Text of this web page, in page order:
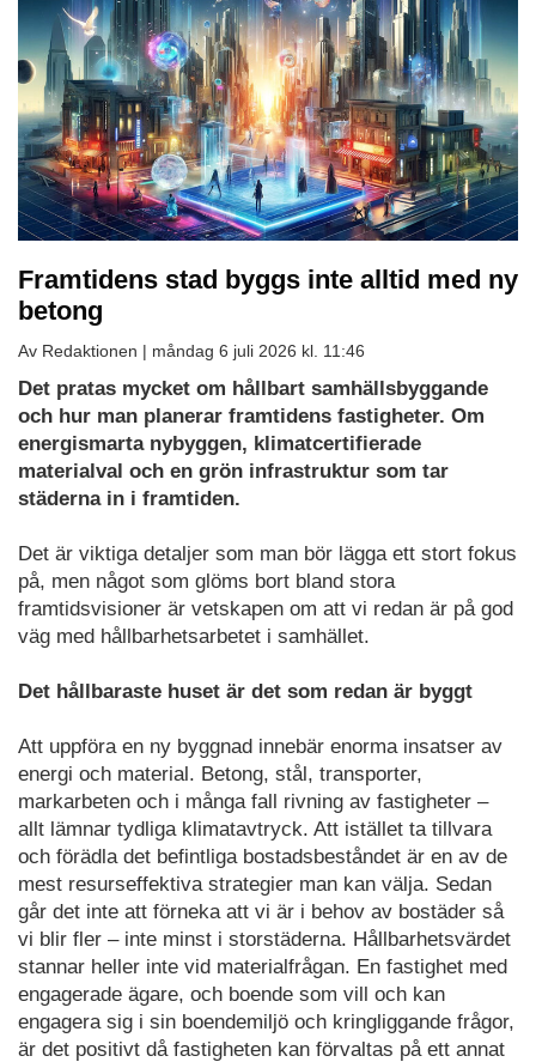
Framtidens stad byggs inte alltid med ny
betong
Av Redaktionen | måndag 6 juli 2026 kl. 11:46
Det pratas mycket om hållbart samhällsbyggande
och hur man planerar framtidens fastigheter. Om
energismarta nybyggen, klimatcertifierade
materialval och en grön infrastruktur som tar
städerna in i framtiden.
Det är viktiga detaljer som man bör lägga ett stort fokus
på, men något som glöms bort bland stora
framtidsvisioner är vetskapen om att vi redan är på god
väg med hållbarhetsarbetet i samhället.
Det hållbaraste huset är det som redan är byggt
Att uppföra en ny byggnad innebär enorma insatser av
energi och material. Betong, stål, transporter,
markarbeten och i många fall rivning av fastigheter –
allt lämnar tydliga klimatavtryck. Att istället ta tillvara
och förädla det befintliga bostadsbeståndet är en av de
mest resurseffektiva strategier man kan välja. Sedan
går det inte att förneka att vi är i behov av bostäder så
vi blir fler – inte minst i storstäderna. Hållbarhetsvärdet
stannar heller inte vid materialfrågan. En fastighet med
engagerade ägare, och boende som vill och kan
engagera sig i sin boendemiljö och kringliggande frågor,
är det positivt då fastigheten kan förvaltas på ett annat